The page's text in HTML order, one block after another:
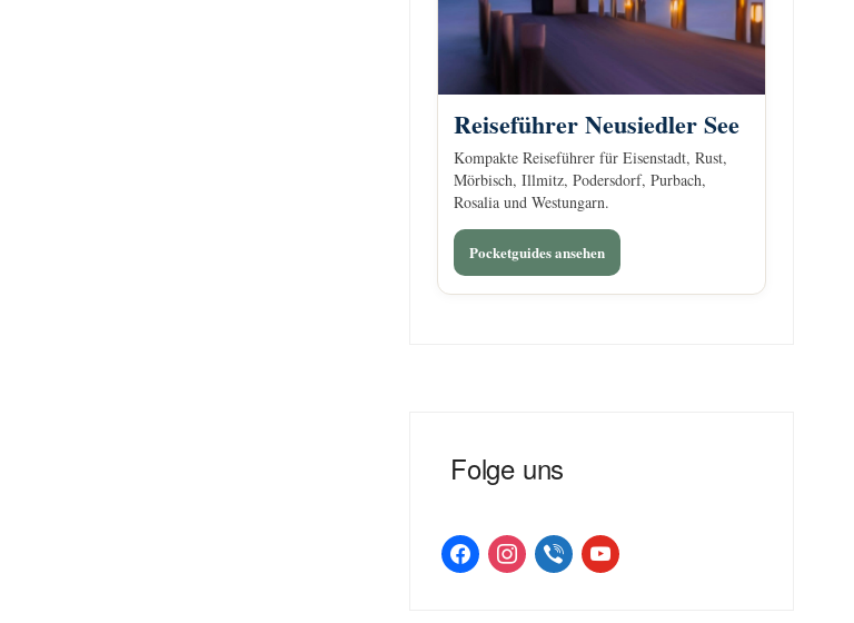
Reiseführer Neusiedler See
Kompakte Reiseführer für Eisenstadt, Rust,
Mörbisch, Illmitz, Podersdorf, Purbach,
Rosalia und Westungarn.
Pocketguides ansehen
Folge uns
facebookinstagramviber youtube